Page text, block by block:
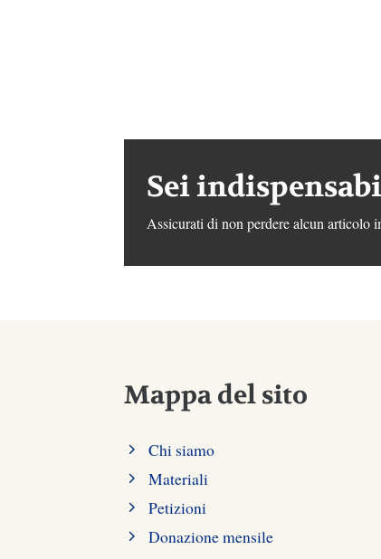
Sei
Assicurati di non perdere alcun articolo
Mappa del sito
Chi siamo
Materiali
Petizioni
Donazione mensile